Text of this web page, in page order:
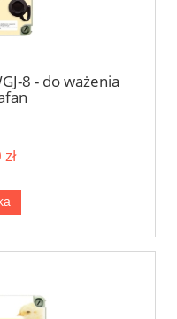
8 - do ważenia